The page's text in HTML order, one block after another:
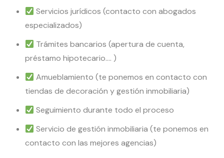
Servicios jurídicos (contacto con abogados
especializados)
Trámites bancarios (apertura de cuenta,
préstamo hipotecario…. )
Amueblamiento (te ponemos en contacto con
tiendas de decoración y gestión inmobiliaria)
Seguimiento durante todo el proceso
Servicio de gestión inmobiliaria (te ponemos en
contacto con las mejores agencias)